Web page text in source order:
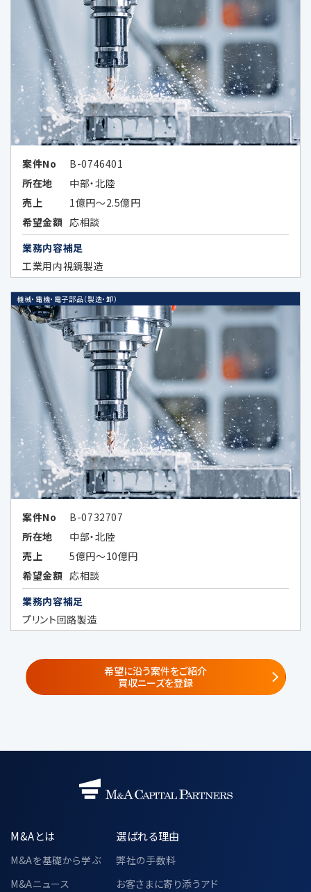
ータを提供することがあります。当該企業の外
国における個人情報の保護に関する制度、当
該企業が講ずる個人情報の保護のための措置
その他お客様にとって参考となるべき情報は、
以下のとおりです。
Google LLC（所在国：アメリカ合衆国 カ
リフォルニア州）
アメリカ合衆国（連邦）における個人情
報保護に関する制度
（https://www.ppc.go.jp/files/pdf/
USA_report.pdf）
アメリカ合衆国（カリフォルニア州）に
おける個人情報の保護に関する制度
（https://www.ppc.go.jp/files/pdf/
california_report.pdf）
Google LLCは、OECDプライバシーガ
イドライン8原則に対応する措置を全
て講じています。
6-1.個人情報の共同利用①
共同利用する者の範囲
・当社の子会社、関係会社並びに当社及
びこれらの者と共同でサービス提供又
はセミナー等の企画を実施する第三者
（秘密保持義務を負わせた場合に限る）
①子会社・関係会社
株式会社レコフ
（https://www.recof.co.jp/）
株式会社レコフデータ
（https://www.marr.jp/company.ht
ml）
（https://www.mirai-fp.co.jp/）
②共同サービス提供者・共同セミナー企
氏名、電話番号、メールアドレス、所属企
共同利用の目的
・「3.個人情報の利用目的」に記載され
案件No
B-0746401
所在地
中部・北陸
売上
1億円～2.5億円
希望金額 応相談
業務内容補足
工業用内視鏡製造
機械・電機・電子部品（製造・卸）
案件No
B-0732707
所在地
中部・北陸
売上
5億円～10億円
希望金額 応相談
業務内容補足
プリント回路製造
希望に沿う案件をご紹介
買収ニーズを登録
M&Aとは
M&Aを基礎から学ぶ
M&Aニュース
選ばれる理由
弊社の手数料
お客さまに寄り添うアド